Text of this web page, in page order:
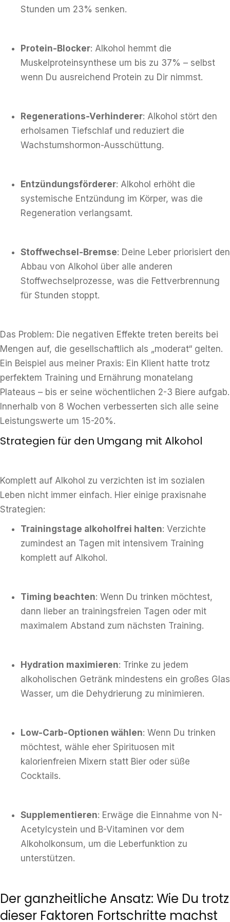
Stunden um 23% senken.
Protein-Blocker: Alkohol hemmt die
Muskelproteinsynthese um bis zu 37% – selbst
wenn Du ausreichend Protein zu Dir nimmst.
Regenerations-Verhinderer: Alkohol stört den
erholsamen Tiefschlaf und reduziert die
Wachstumshormon-Ausschüttung.
Entzündungsförderer: Alkohol erhöht die
systemische Entzündung im Körper, was die
Regeneration verlangsamt.
Stoffwechsel-Bremse: Deine Leber priorisiert den
Abbau von Alkohol über alle anderen
Stoffwechselprozesse, was die Fettverbrennung
für Stunden stoppt.
Das Problem: Die negativen Effekte treten bereits bei
Mengen auf, die gesellschaftlich als „moderat“ gelten.
Ein Beispiel aus meiner Praxis: Ein Klient hatte trotz
perfektem Training und Ernährung monatelang
Plateaus – bis er seine wöchentlichen 2-3 Biere aufgab.
Innerhalb von 8 Wochen verbesserten sich alle seine
Leistungswerte um 15-20%.
Strategien für den Umgang mit Alkohol
Komplett auf Alkohol zu verzichten ist im sozialen
Leben nicht immer einfach. Hier einige praxisnahe
Strategien:
Trainingstage alkoholfrei halten: Verzichte
zumindest an Tagen mit intensivem Training
komplett auf Alkohol.
Timing beachten: Wenn Du trinken möchtest,
dann lieber an trainingsfreien Tagen oder mit
maximalem Abstand zum nächsten Training.
Hydration maximieren: Trinke zu jedem
alkoholischen Getränk mindestens ein großes Glas
Wasser, um die Dehydrierung zu minimieren.
Low-Carb-Optionen wählen: Wenn Du trinken
möchtest, wähle eher Spirituosen mit
kalorienfreien Mixern statt Bier oder süße
Cocktails.
Supplementieren: Erwäge die Einnahme von N-
Acetylcystein und B-Vitaminen vor dem
Alkoholkonsum, um die Leberfunktion zu
unterstützen.
Der ganzheitliche Ansatz: Wie Du trotz
dieser Faktoren Fortschritte machst